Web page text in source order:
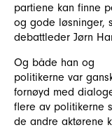
partiene kan finne
og gode løsninger,
debattleder Jørn
Og både han og
politikerne var
fornøyd med
flere av politikerne
de andre aktørene